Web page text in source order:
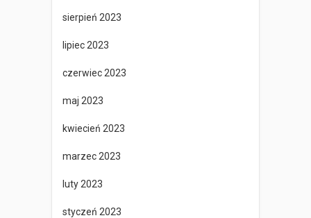
sierpień 2023
lipiec 2023
czerwiec 2023
maj 2023
kwiecień 2023
marzec 2023
luty 2023
styczeń 2023